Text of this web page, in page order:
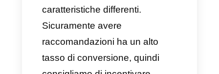
influencer rispetto a delle
ottenere da soli.